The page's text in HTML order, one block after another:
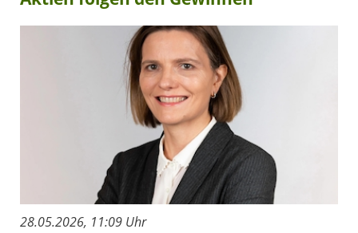
28.05.2026, 11:09 Uhr